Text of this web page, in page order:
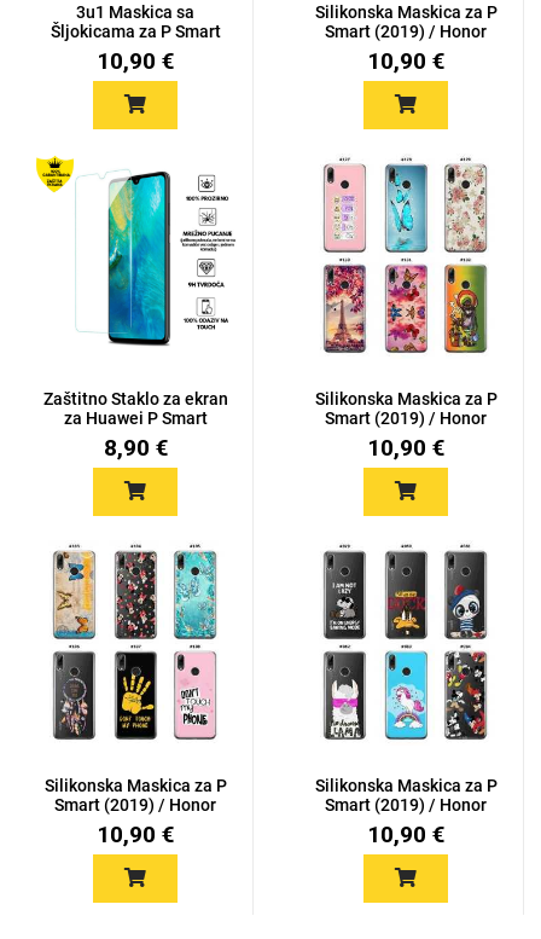
3u1 Maskica sa
Šljokicama za P Smart
(2019) /...
10,90 €
Silikonska Maskica za P
Smart (2019) / Honor
1...
10,90 €
Zaštitno Staklo za ekran
za Huawei P Smart
(20...
8,90 €
Silikonska Maskica za P
Smart (2019) / Honor
1...
10,90 €
Silikonska Maskica za P
Smart (2019) / Honor
1...
10,90 €
Silikonska Maskica za P
Smart (2019) / Honor
1...
10,90 €